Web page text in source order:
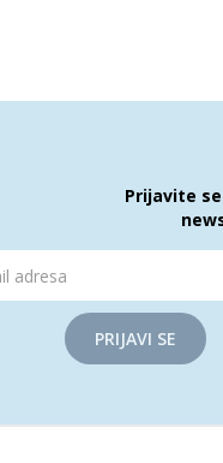
Prijavite
PRIJAVI SE